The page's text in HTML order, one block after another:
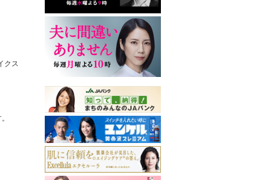
クス